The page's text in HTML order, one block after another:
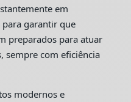
em
garantir que
preparados para atuar
sempre com eficiência
modernos e